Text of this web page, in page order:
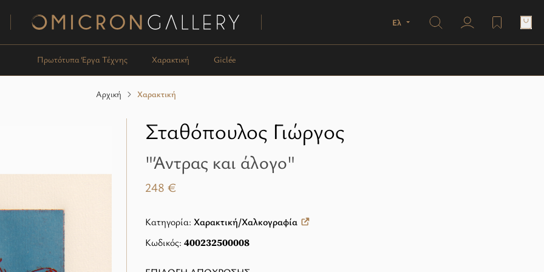
Omicron Gallery Ελ Search user profilewishlist
Πρωτότυπα Έργα Τέχνης Χαρακτική Giclée
Αρχική Χαρακτική
Σταθόπουλος Γιώργος
"Άντρας και άλογο"
248 €
Κατηγορία: Χαρακτική/Χαλκογραφία
Κωδικός: 400232500008